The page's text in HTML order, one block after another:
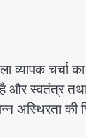
चर्चा
और स्वतंत्र
अस्थिरता की